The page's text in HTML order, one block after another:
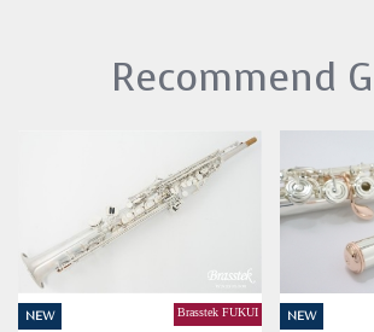
Recommend
NEW Brasstek FUKUI NEW